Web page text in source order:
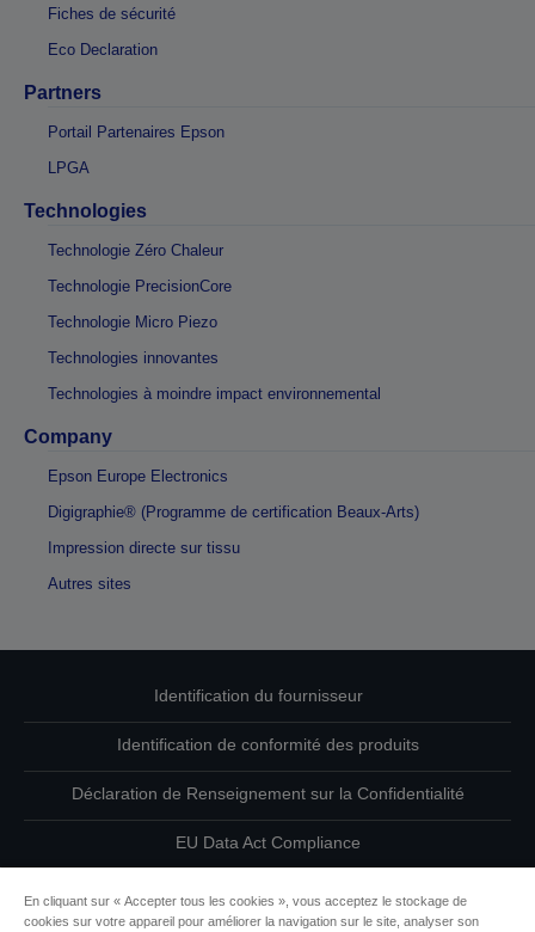
Fiches de sécurité
Eco Declaration
Partners
Portail Partenaires Epson
LPGA
Technologies
Technologie Zéro Chaleur
Technologie PrecisionCore
Technologie Micro Piezo
Technologies innovantes
Technologies à moindre impact environnemental
Company
Epson Europe Electronics
Digigraphie® (Programme de certification Beaux-Arts)
Impression directe sur tissu
Autres sites
Identification du fournisseur
Identification de conformité des produits
Déclaration de Renseignement sur la Confidentialité
EU Data Act Compliance
En cliquant sur « Accepter tous les cookies », vous acceptez le stockage de
cookies sur votre appareil pour améliorer la navigation sur le site, analyser son